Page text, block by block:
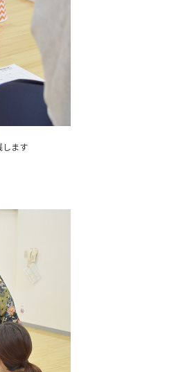
します